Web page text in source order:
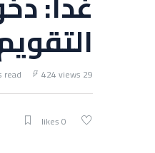
29 May, 2026
read 424 views